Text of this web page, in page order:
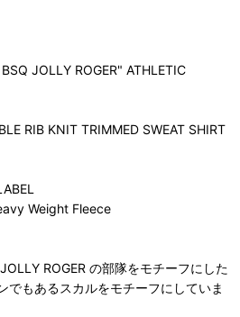
JOLLY ROGER" ATHLETIC
RIB KNIT TRIMMED SWEAT SHIRT
Weight Fleece
ROGER の部隊をモチーフにした
でもあるスカルをモチーフにしていま